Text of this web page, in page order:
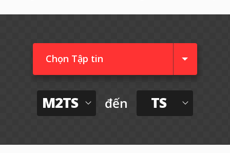
Chọn Tập tin
M2TS đến TS